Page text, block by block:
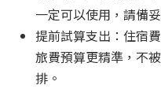
一定可以使用，請備
提前試算支出：住宿
旅費預算更精準，不
排。